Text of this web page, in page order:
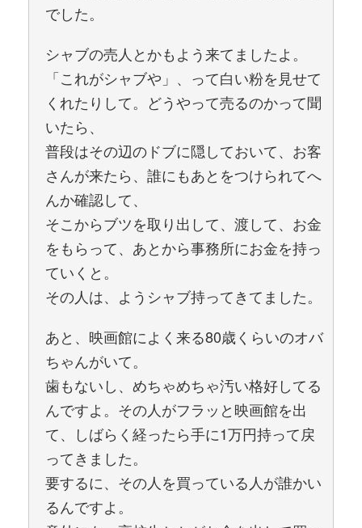
でした。
シャブの売人とかもよう来てましたよ。
「これがシャブや」、って白い粉を見せて
くれたりして。どうやって売るのかって聞
いたら、
普段はその辺のドブに隠しておいて、お客
さんが来たら、誰にもあとをつけられてへ
んか確認して、
そこからブツを取り出して、渡して、お金
をもらって、あとから事務所にお金を持っ
ていくと。
その人は、ようシャブ持ってきてました。
あと、映画館によく来る80歳くらいのオバ
ちゃんがいて。
歯もないし、めちゃめちゃ汚い格好してる
んですよ。その人がフラッと映画館を出
て、しばらく経ったら手に1万円持って戻
ってきました。
要するに、その人を買っている人が誰かい
るんですよ。